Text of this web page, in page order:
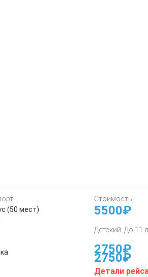
(50 мест)
Стоимость:
5500₽
Детский: До 11
2750₽
2750₽
Детали